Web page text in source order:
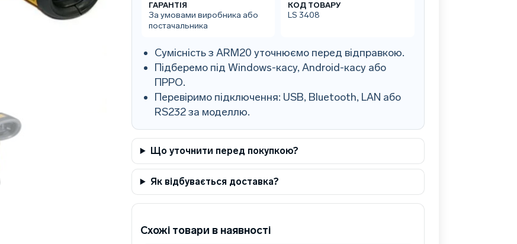
ГАРАНТІЯ
За умовами виробника або
постачальника
КОД ТОВАРУ
LS 3408
Сумісність з ARM20 уточнюємо перед відправкою.
Підберемо під Windows-касу, Android-касу або
ПРРО.
Перевіримо підключення: USB, Bluetooth, LAN або
RS232 за моделлю.
Що уточнити перед покупкою?
Як відбувається доставка?
Схожі товари в наявності